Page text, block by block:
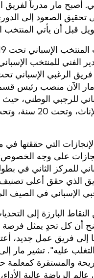
أصبح مار مدرباً لفريق
الصعود إلى
قبل أن يأتي المنتخب
الفني للمنتخب
للرجبي الوطني، حيث
التي حققتها في
على وجه
للمركز الثاني في
الذي حقق أعلى
الإسباني في الصيف
النقاط البارزة إلى
أن كل تحدٍ يمثل
إلى فريق عمل جديد،
عليه". تشير مار
والمستقرة كمعلمة
الرياضة عالية